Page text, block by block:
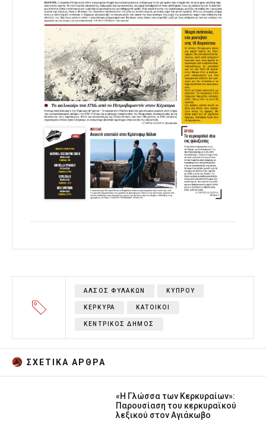
ΑΛΣΟΣ ΦΥΛΑΚΩΝ ΚΥΠΡΟΥ
ΚΕΡΚΥΡΑ ΚΑΤΟΙΚΟΙ
ΚΕΝΤΡΙΚΟΣ ΔΗΜΟΣ
ΣΧΕΤΙΚA AΡΘΡΑ
«Η Γλώσσα των Κερκυραίων»:
Παρουσίαση του κερκυραϊκού
λεξικού στον Αγιάκωβο